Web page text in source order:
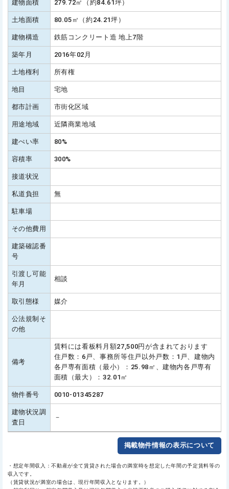
建物面積 279.72㎡（約84.61坪）
土地面積 80.05㎡（約24.21坪）
建物構造 鉄筋コンクリート造 地上7階
築年月 2016年02月
土地権利 所有権
地目 宅地
都市計画 市街化区域
用途地域 近隣商業地域
建ぺい率 80%
容積率 300%
接道状況
私道負担 無
駐車場
その他費用
建築確認番
号
引渡し可能
年月
相談
取引態様 媒介
公法規制そ
の他
備考
賃料には看板料月額27,500円が含まれております
住戸数：6戸、事務所等住戸以外戸数：1戸、建物内
各戸専有面積（最小）：25.98㎡、建物内各戸専有
面積（最大）：32.01㎡
物件番号 0010-01345287
建物状況調
査日
－
掲載物件情報の表示について
・想定年間収入：不動産が全て賃貸された場合の満室時を想定した年間の予定賃料等の
収入です。
（賃貸状況が満室の場合は、現行年間収入となります。）